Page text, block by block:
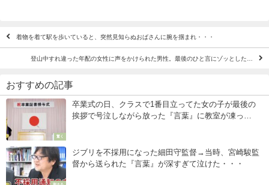
着物を着て駅を歩いていると、突然見知らぬおばさんに腕を掴まれ・・・
登山中すれ違った年配の女性に声をかけられた男性。最後のひと言にゾッとした…
おすすめの記事
驚く
卒業式の日、クラスで1番目立ってた女の子が最後の
挨拶で号泣しながら放った『言葉』に教室が凍っ
ジブリを不採用になった細田守監督→当時、宮崎駿監
督から送られた『言葉』が深すぎて泣けた・・・